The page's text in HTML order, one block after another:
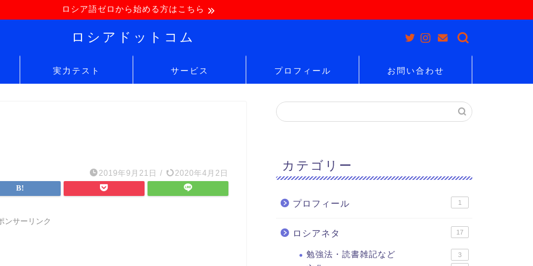
ロシア語ゼロから始める方はこちら
ロシアドットコム
実力テスト サービス プロフィール お問い合わせ
2019年9月21日 / 2020年4月2日
ンサーリンク
カテゴリー
プロフィール 1
ロシアネタ 17
勉強法・読書雑記など 3